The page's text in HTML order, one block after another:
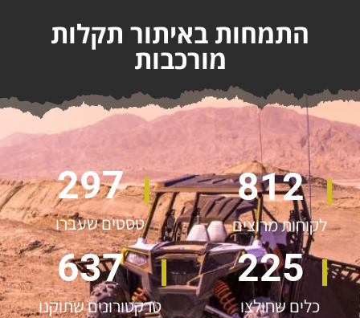
התמחות באיתור תקלות
מורכבות
1,231
לקוחות מרוצים
450
טסטים שעברו
341
כלים שחולצו
965
טרקטורונים שתוקנו